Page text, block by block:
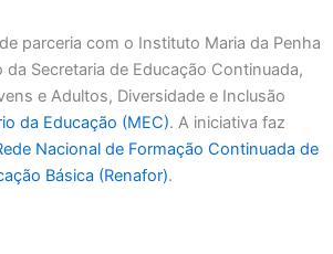
parceria com o Instituto Maria da Penha
Secretaria de Educação Continuada,
e Adultos, Diversidade e Inclusão
da Educação (MEC). A iniciativa faz
Nacional de Formação Continuada de
Básica (Renafor).